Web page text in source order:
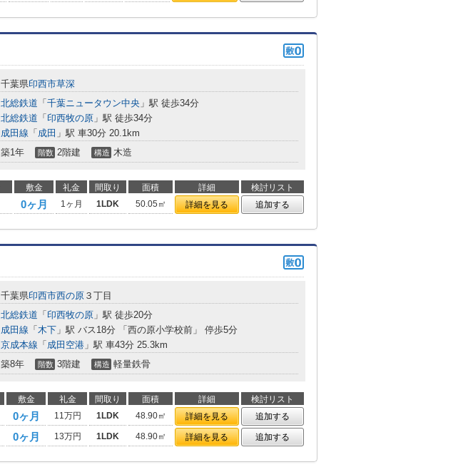
千葉県印西市草深
北総鉄道 「 千葉ニュータウン中央 」駅 徒歩34分
北総鉄道 「 印西牧の原 」駅 徒歩34分
成田線 「 成田 」駅 車30分 20.1km
築1年 階数 2階建 構造 木造
敷金 礼金 間取り 面積 詳細
検討リスト
0ヶ月 1ヶ月 1LDK 50.05㎡ 詳細を見る 追加する
千葉県印西市西の原 ３丁目
北総鉄道 「 印西牧の原 」駅 徒歩20分
成田線 「 木下 」駅 バス18分 「西の原小学校前」 停歩5分
京成本線 「 成田空港 」駅 車43分 25.3km
築8年 階数 3階建 構造 軽量鉄骨
敷金 礼金 間取り 面積 詳細
検討リスト
0ヶ月 11万円 1LDK 48.90㎡ 詳細を見る
追加する
0ヶ月 13万円 1LDK 48.90㎡ 詳細を見る 追加する